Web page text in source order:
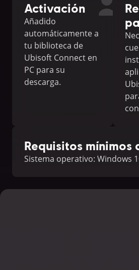
Activación
Añadido
automáticamente a
tu biblioteca de
Ubisoft Connect en
PC para su
descarga.
Requisitos mínimos
Sistema operativo: Windows